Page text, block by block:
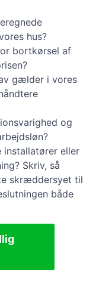
hus?
bortkørsel af
gælder i vores
og
eller
Skriv, så
skræddersyet til
både